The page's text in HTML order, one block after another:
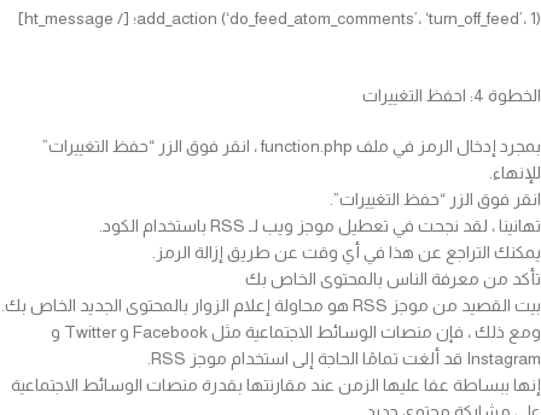
add_action (‘do_feed_atom_comments’، ‘turn_off_feed’، 1)؛ [/ ht_message]
الخطوة 4: احفظ التغييرات
بمجرد إدخال الرمز في ملف function.php ، انقر فوق الزر “حفظ التغييرات”
للإنهاء.
انقر فوق الزر “حفظ التغييرات”.
تهانينا ، لقد نجحت في تعطيل موجز ويب لـ RSS باستخدام الكود.
يمكنك التراجع عن هذا في أي وقت عن طريق إزالة الرمز.
تأكد من معرفة الناس بالمحتوى الخاص بك
بيت القصيد من موجز RSS هو محاولة إعلام الزوار بالمحتوى الجديد الخاص بك.
ومع ذلك ، فإن منصات الوسائط الاجتماعية مثل Facebook و Twitter و
Instagram قد ألغت تمامًا الحاجة إلى استخدام موجز RSS.
إنها ببساطة عفا عليها الزمن عند مقارنتها بقدرة منصات الوسائط الاجتماعية